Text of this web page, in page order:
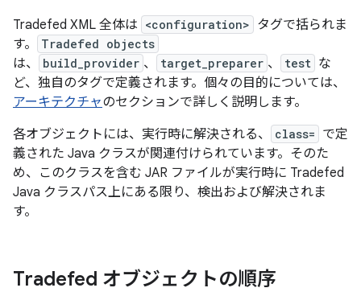
Tradefed XML 全体は <configuration> タグで括られま
す。
Tradefed objects
は、 build_provider 、 target_preparer 、 test な
ど、独自のタグで定義されます。個々の目的については、
アーキテクチャのセクションで詳しく説明します。
各オブジェクトには、実行時に解決される、
class= で定
義された Java クラスが関連付けられています。そのた
め、このクラスを含む JAR ファイルが実行時に Tradefed
Java クラスパス上にある限り、検出および解決されま
す。
Tradefed オブジェクトの順序